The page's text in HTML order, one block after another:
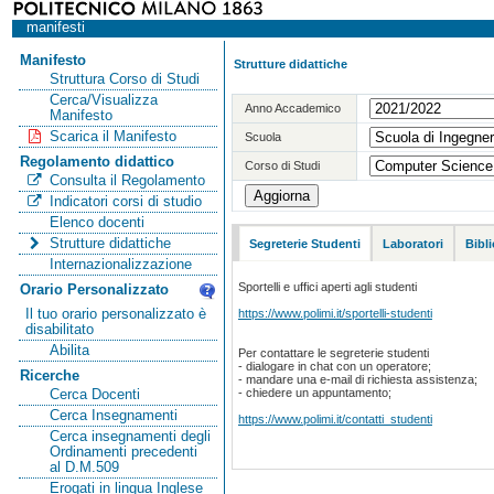
manifesti
Manifesto
Struttura Corso di Studi
Cerca/Visualizza
Manifesto
Scarica il Manifesto
Regolamento didattico
Consulta il Regolamento
Indicatori corsi di studio
Elenco docenti
Strutture didattiche
Internazionalizzazione
Orario Personalizzato
Il tuo orario personalizzato è
disabilitato
Abilita
Ricerche
Cerca Docenti
Cerca Insegnamenti
Cerca insegnamenti degli
Ordinamenti precedenti
al D.M.509
Erogati in lingua Inglese
Strutture didattiche
Anno Accademico
Scuola
Corso di Studi
Segreterie Studenti Laboratori
Sportelli e uffici aperti agli studenti
https://www.polimi.it/sportelli-studenti
Per contattare le segreterie studenti
- dialogare in chat con un operatore;
- mandare una e-mail di richiesta assistenza;
- chiedere un appuntamento;
https://www.polimi.it/contatti_studenti